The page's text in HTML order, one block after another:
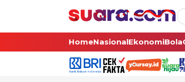
HomeNasionalEkonomiBola